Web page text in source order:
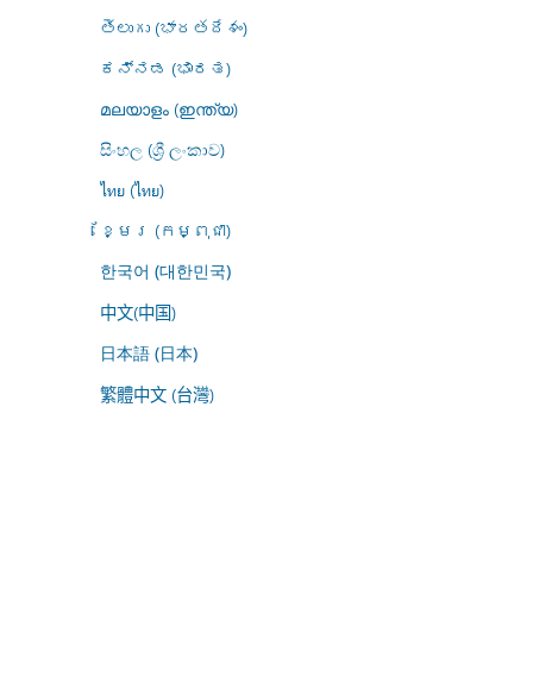
తెలుగు (భారతదేశం)
ಕನ್ನಡ (ಭಾರತ)
മലയാളം (ഇന്ത്യ)
සිංහල (ශ්‍රී ලංකාව)
ไทย (ไทย)
ខ្មែរ (កម្ពុជា)
한국어 (대한민국)
中文(中国)
日本語 (日本)
繁體中文 (台灣)